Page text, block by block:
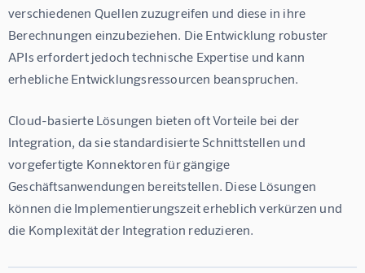
verschiedenen Quellen zuzugreifen und diese in ihre
Berechnungen einzubeziehen. Die Entwicklung robuster
APIs erfordert jedoch technische Expertise und kann
erhebliche Entwicklungsressourcen beanspruchen.
Cloud-basierte Lösungen bieten oft Vorteile bei der
Integration, da sie standardisierte Schnittstellen und
vorgefertigte Konnektoren für gängige
Geschäftsanwendungen bereitstellen. Diese Lösungen
können die Implementierungszeit erheblich verkürzen und
die Komplexität der Integration reduzieren.